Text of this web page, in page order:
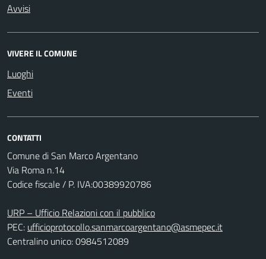
Avvisi
VIVERE IL COMUNE
Luoghi
Eventi
CONTATTI
Comune di San Marco Argentano
Via Roma n.14
Codice fiscale / P. IVA:00389920786
URP – Ufficio Relazioni con il pubblico
PEC: ufficioprotocollo.sanmarcoargentano@asmepec.it
Centralino unico: 0984512089